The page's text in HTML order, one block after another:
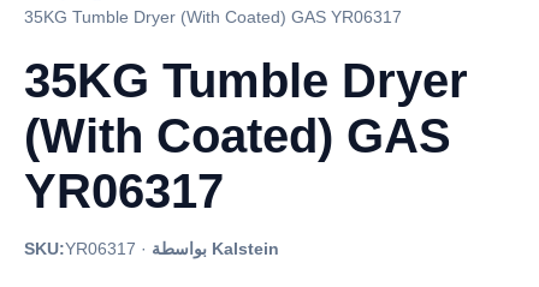
35KG Tumble Dryer (With Coated) GAS YR06317
35KG Tumble Dryer
(With Coated) GAS
YR06317
SKU:YR06317 · بواسطة Kalstein